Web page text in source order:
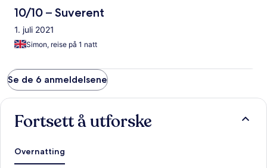
10/10 – Suverent
1. juli 2021
Simon, reise på 1 natt
Se de 6 anmeldelsene
Fortsett å utforske
Overnatting